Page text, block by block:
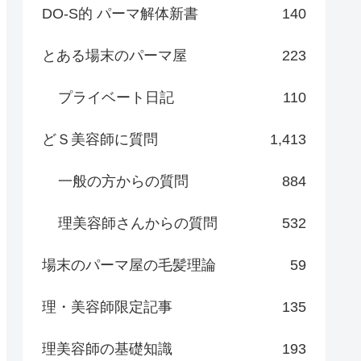
DO-S的 パーマ解体新書 140
とある場末のパーマ屋 223
プライベート日記 110
どＳ美容師に質問 1,413
一般の方からの質問 884
理美容師さんからの質問 532
場末のパーマ屋の毛髪理論 59
理・美容師限定記事 135
理美容師の基礎知識 193